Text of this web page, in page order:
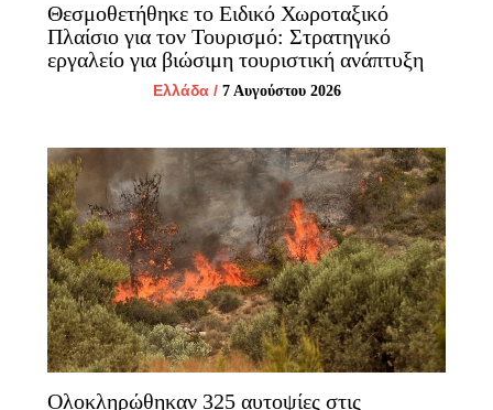
Θεσμοθετήθηκε το Ειδικό Χωροταξικό
Πλαίσιο για τον Τουρισμό: Στρατηγικό
εργαλείο για βιώσιμη τουριστική ανάπτυξη
Ελλάδα/ 7 Αυγούστου 2026
Ολοκληρώθηκαν 325 αυτοψίες στις